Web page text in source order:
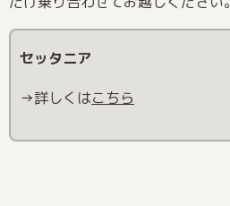
セッタニア
→詳しくはこちら